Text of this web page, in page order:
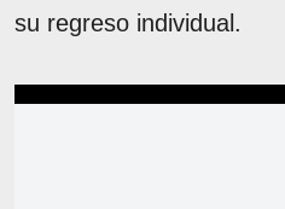
su regreso individual.